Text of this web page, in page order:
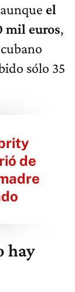
el
mil euros,
sólo 35
de
hay